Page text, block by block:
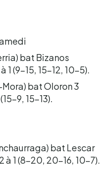
bat Bizanos
1 (9-15, 15-12, 10-5).
bat Oloron 3
9, 15-13).
bat Lescar
à 1 (8-20, 20-16, 10-7).